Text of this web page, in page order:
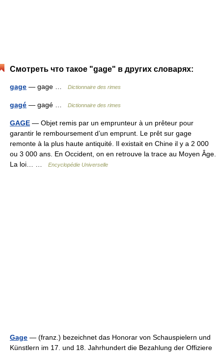
Смотреть что такое "gage" в других словарях:
gage — gage … Dictionnaire des rimes
gagé — gagé … Dictionnaire des rimes
GAGE — Objet remis par un emprunteur à un prêteur pour
garantir le remboursement d’un emprunt. Le prêt sur gage
remonte à la plus haute antiquité. Il existait en Chine il y a 2 000
ou 3 000 ans. En Occident, on en retrouve la trace au Moyen Âge.
La loi… …
Encyclopédie Universelle
Gage — (franz.) bezeichnet das Honorar von Schauspielern und
Künstlern im 17. und 18. Jahrhundert die Bezahlung der Offiziere